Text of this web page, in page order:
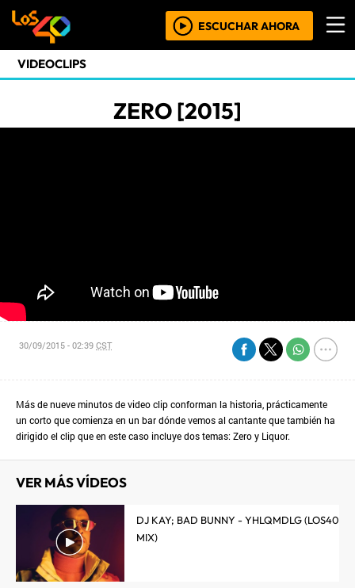
ESCUCHAR AHORA
VIDEOCLIPS
ZERO [2015]
30/09/2015 - 02:39CST
Más de nueve minutos de video clip conforman la historia, prácticamente
un corto que comienza en un bar dónde vemos al cantante que también ha
dirigido el clip que en este caso incluye dos temas: Zero y Liquor.
VER MÁS VÍDEOS
DJ KAY; BAD BUNNY - YHLQMDLG (LOS40
MIX)